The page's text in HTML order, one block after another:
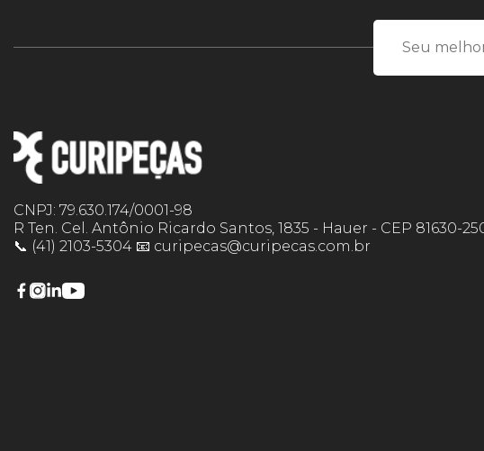
CNPJ: 79.630.174/0001-98
R Ten. Cel. Antônio Ricardo Santos, 1835 - Hauer - CEP 81630-
📞 (41) 2103-5304 📧 curipecas@curipecas.com.br